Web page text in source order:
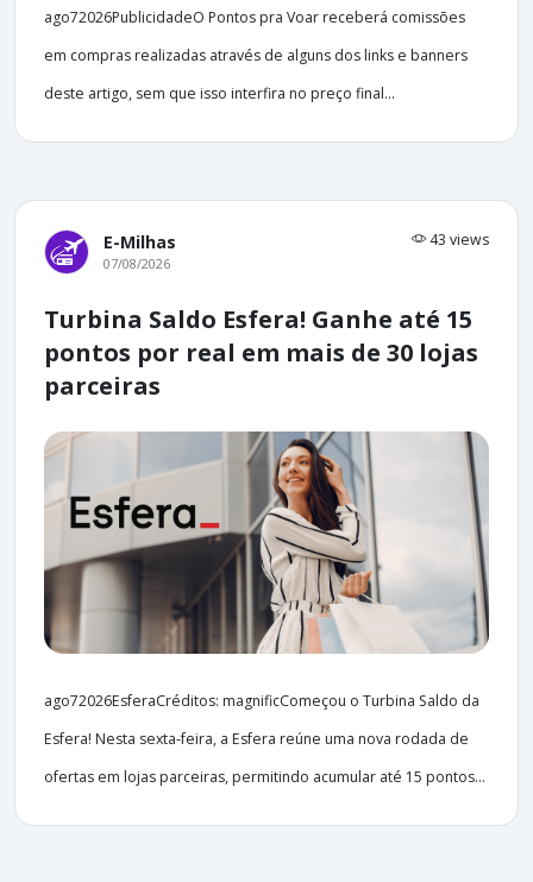
ago72026PublicidadeO Pontos pra Voar receberá comissões
em compras realizadas através de alguns dos links e banners
deste artigo, sem que isso interfira no preço final...
E-Milhas 43 views
07/08/2026
Turbina Saldo Esfera! Ganhe até 15
pontos por real em mais de 30 lojas
parceiras
ago72026EsferaCréditos: magnificComeçou o Turbina Saldo da
Esfera! Nesta sexta-feira, a Esfera reúne uma nova rodada de
ofertas em lojas parceiras, permitindo acumular até 15 pontos...